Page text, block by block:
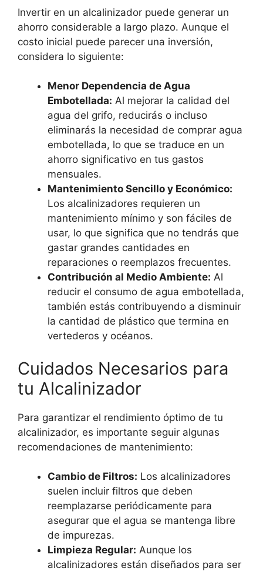
Invertir en un alcalinizador puede generar un
ahorro considerable a largo plazo. Aunque el
costo inicial puede parecer una inversión,
considera lo siguiente:
Menor Dependencia de Agua
Embotellada: Al mejorar la calidad del
agua del grifo, reducirás o incluso
eliminarás la necesidad de comprar agua
embotellada, lo que se traduce en un
ahorro significativo en tus gastos
mensuales.
Mantenimiento Sencillo y Económico:
Los alcalinizadores requieren un
mantenimiento mínimo y son fáciles de
usar, lo que significa que no tendrás que
gastar grandes cantidades en
reparaciones o reemplazos frecuentes.
Contribución al Medio Ambiente: Al
reducir el consumo de agua embotellada,
también estás contribuyendo a disminuir
la cantidad de plástico que termina en
vertederos y océanos.
Cuidados Necesarios para
tu Alcalinizador
Para garantizar el rendimiento óptimo de tu
alcalinizador, es importante seguir algunas
recomendaciones de mantenimiento:
Cambio de Filtros: Los alcalinizadores
suelen incluir filtros que deben
reemplazarse periódicamente para
asegurar que el agua se mantenga libre
de impurezas.
Limpieza Regular: Aunque los
alcalinizadores están diseñados para ser